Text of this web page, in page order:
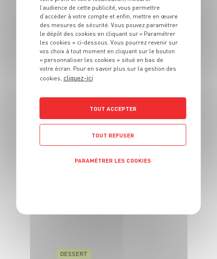
DESSERT
Lemon Bar
4 pers. 45 min
DESSERT
Tarte panna cotta
aux fraises
DESSERT
l’audience de cette publicité, vous permettre
d’accéder à votre compte et enfin, mettre en œuvre
des mesures de sécurité. Vous pouvez paramétrer
le dépôt des cookies en cliquant sur « Paramétrer
les cookies » ci-dessous. Vous pourrez revenir sur
vos choix à tout moment en cliquant sur le bouton
« personnaliser les cookies » situé en bas de
votre écran. Pour en savoir plus sur la gestion des
cookies, cliquez-ici
TOUT ACCEPTER
TOUT REFUSER
PARAMÉTRER LES COOKIES